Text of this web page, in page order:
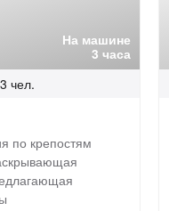
На машине
3 часа
чел.
по крепостям